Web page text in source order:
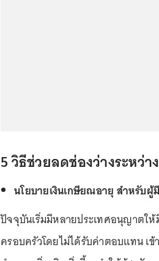
5 วิธีช่วยลดช่องว่างระหว่
นโยบายเงินเกษียณอายุ สำหรับ
ปัจจุบันเริ่มมีหลายประเทศอนุญาตใ
ครอบครัวโดยไม่ได้รับค่าตอบแทน เ